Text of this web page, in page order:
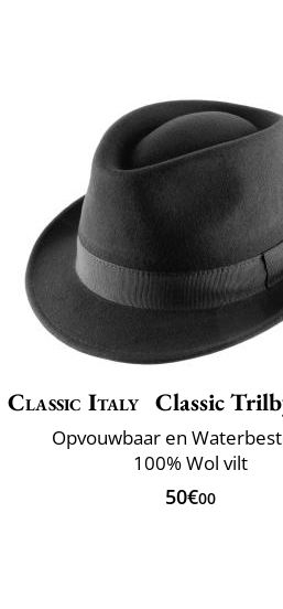
Classic Italy Classic Trilby
Opvouwbaar en
100% Wol vilt
50€00